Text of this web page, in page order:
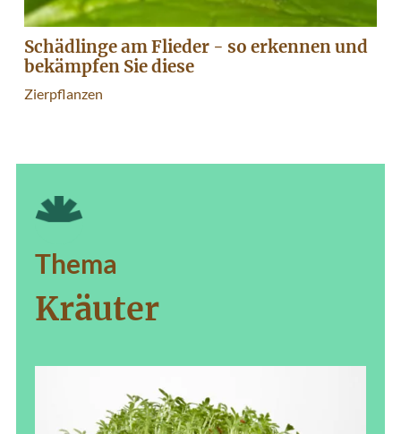
Schädlinge am Flieder - so erkennen und
bekämpfen Sie diese
Zierpflanzen
Thema
Kräuter